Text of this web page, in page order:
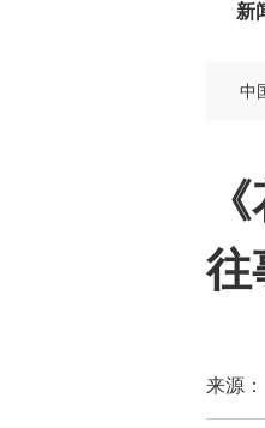
新
中
往
来源